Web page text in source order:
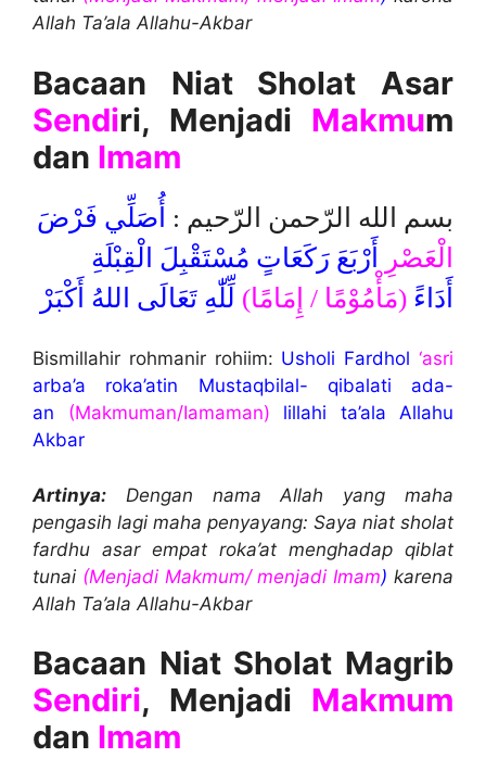
Allah Ta’ala Allahu-Akbar
Bacaan Niat Sholat Asar
Sendiri, Menjadi Makmum
dan Imam
بسم الله الرّحمن الرّحيم : أُصَلِّي فَرْضَ
الْعَصْرِ
أَرْبَعَ رَكَعَاتٍ مُسْتَقْبِلَ الْقِبْلَةِ
أَدَاءً (مَأْمُوْمًا / إِمَامًا) لِّلّٰهِ تَعَالَى اللهُ أَكْبَرْ
Bismillahir rohmanir rohiim: Usholi Fardhol‘asri
arba’a roka’atin Mustaqbilal- qibalati ada-
an (Makmuman/Iamaman) lillahi ta’ala Allahu
Akbar
Artinya: Dengan nama Allah yang maha
pengasih lagi maha penyayang: Saya niat sholat
fardhu asar empat roka’at menghadap qiblat
tunai (Menjadi Makmum/ menjadi Imam) karena
Allah Ta’ala Allahu-Akbar
Bacaan Niat Sholat Magrib
Sendiri, Menjadi Makmum
dan Imam